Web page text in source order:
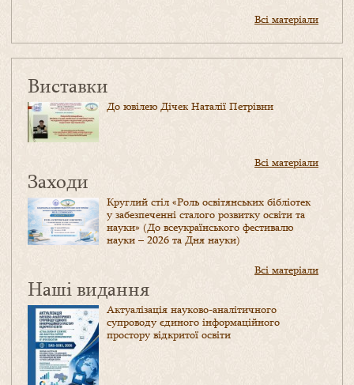
Всі матеріали
Виставки
До ювілею Дічек Наталії Петрівни
Всі матеріали
Заходи
Круглий стіл «Роль освітянських бібліотек
у забезпеченні сталого розвитку освіти та
науки» (До всеукраїнського фестивалю
науки – 2026 та Дня науки)
Всі матеріали
Наші видання
Актуалізація науково-аналітичного
супроводу єдиного інформаційного
простору відкритої освіти